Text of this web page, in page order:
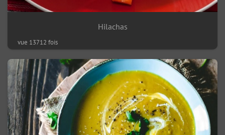
Hilachas
vue 13712 fois